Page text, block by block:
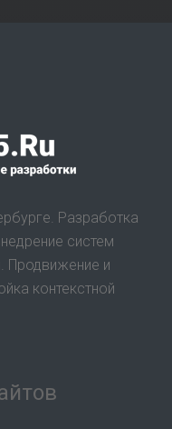
Разработка
систем
Продвижение и
контекстной